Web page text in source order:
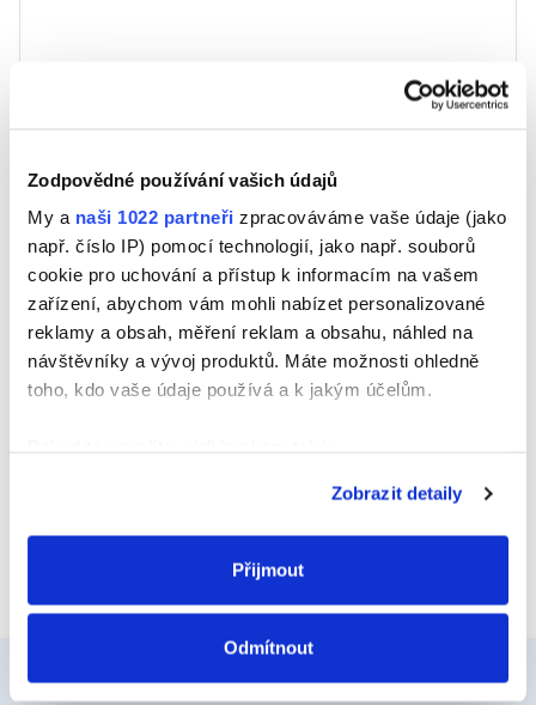
Zodpovědné používání vašich údajů
My a naši 1022 partneři zpracováváme vaše údaje (jako
např. číslo IP) pomocí technologií, jako např. souborů
cookie pro uchování a přístup k informacím na vašem
zařízení, abychom vám mohli nabízet personalizované
reklamy a obsah, měření reklam a obsahu, náhled na
návštěvníky a vývoj produktů. Máte možnosti ohledně
toho, kdo vaše údaje používá a k jakým účelům.
poloze, které mohou být přesné na několik metrů
Identifikovali vaše zařízení pomocí aktivního
skenování pro konkrétní charakteristiky (otisk prstu)
Zjistěte více o tom, jak zpracováváme vaše osobní
Svůj souhlas můžete kdykoliv změnit nebo odvolat v
části Prohlášení o souborech cookie.
Zobrazit detaily
Přijmout
Odmítnout
E-mail
Webová stránka